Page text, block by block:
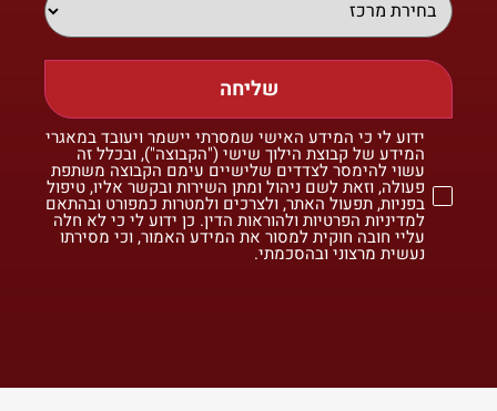
שליחה
ידוע לי כי המידע האישי שמסרתי יישמר ויעובד במאגרי
המידע של קבוצת הילוך שישי ("הקבוצה"), ובכלל זה
עשוי להימסר לצדדים שלישיים עימם הקבוצה משתפת
פעולה, וזאת לשם ניהול ומתן השירות ובקשר אליו, טיפול
בפניות, תפעול האתר, ולצרכים ולמטרות כמפורט ובהתאם
למדיניות הפרטיות ולהוראות הדין. כן ידוע לי כי לא חלה
עליי חובה חוקית למסור את המידע האמור, וכי מסירתו
נעשית מרצוני ובהסכמתי.